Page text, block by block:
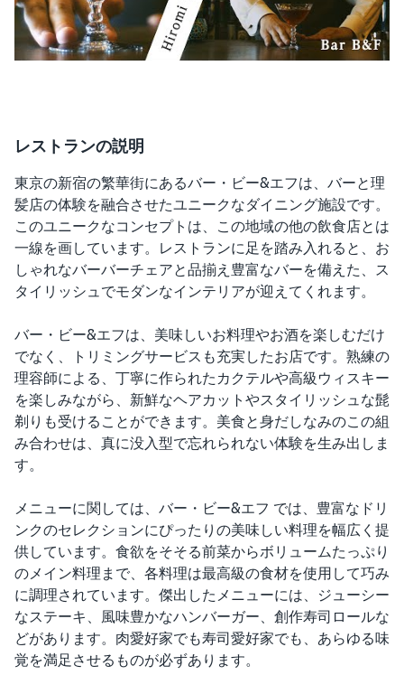
レストランの説明
東京の新宿の繁華街にあるバー・ビー&エフは、バーと理
髪店の体験を融合させたユニークなダイニング施設です。
このユニークなコンセプトは、この地域の他の飲食店とは
一線を画しています。レストランに足を踏み入れると、お
しゃれなバーバーチェアと品揃え豊富なバーを備えた、ス
タイリッシュでモダンなインテリアが迎えてくれます。
バー・ビー&エフは、美味しいお料理やお酒を楽しむだけ
でなく、トリミングサービスも充実したお店です。熟練の
理容師による、丁寧に作られたカクテルや高級ウィスキー
を楽しみながら、新鮮なヘアカットやスタイリッシュな髭
剃りも受けることができます。美食と身だしなみのこの組
み合わせは、真に没入型で忘れられない体験を生み出しま
す。
メニューに関しては、バー・ビー&エフ では、豊富なドリ
ンクのセレクションにぴったりの美味しい料理を幅広く提
供しています。食欲をそそる前菜からボリュームたっぷり
のメイン料理まで、各料理は最高級の食材を使用して巧み
に調理されています。傑出したメニューには、ジューシー
なステーキ、風味豊かなハンバーガー、創作寿司ロールな
どがあります。肉愛好家でも寿司愛好家でも、あらゆる味
覚を満足させるものが必ずあります。